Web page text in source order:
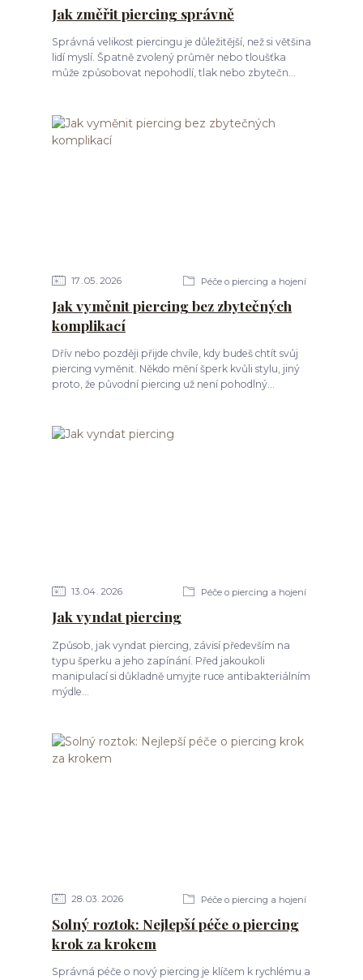
Jak změřit piercing správně
Správná velikost piercingu je důležitější, než si většina
lidí myslí. Špatně zvolený průměr nebo tloušťka
může způsobovat nepohodlí, tlak nebo zbytečn...
17 05 2026 Péče o piercing a hojení
Jak vyměnit piercing bez zbytečných
komplikací
Dřív nebo později přijde chvíle, kdy budeš chtít svůj
piercing vyměnit. Někdo mění šperk kvůli stylu, jiný
proto, že původní piercing už není pohodlný...
13 04 2026 Péče o piercing a hojení
Jak vyndat piercing
Způsob, jak vyndat piercing, závisí především na
typu šperku a jeho zapínání. Před jakoukoli
manipulací si důkladně umyjte ruce antibakteriálním
mýdle...
28 03 2026 Péče o piercing a hojení
Solný roztok: Nejlepší péče o piercing
krok za krokem
Správná péče o nový piercing je klíčem k rychlému a